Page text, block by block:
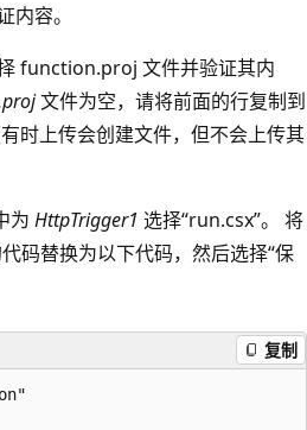
内容。
function.proj 文件并验证其内
文件为空，请将前面的行复制到
时上传会创建文件，但不会上传其
为 HttpTrigger1 选择“run.csx”。 将
码替换为以下代码，然后选择“保
复制